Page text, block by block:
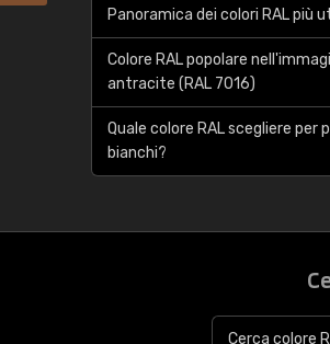
Panoramica dei colori RAL più
Colore RAL popolare
antracite (RAL 7016)
Quale colore RAL scegliere per
bianchi?